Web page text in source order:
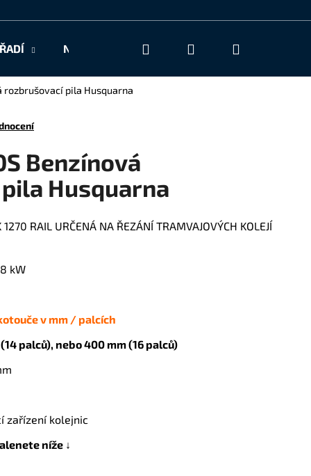
NAŠE SLUŽBY KONTAKT
Hledat Přihlášení
rozbrušovací pila Husquarna
Benzínová
Husquarna
RAIL URČENÁ NA ŘEZÁNÍ TRAMVAJOVÝCH KOLEJÍ
kW
v mm / palcích
palců), nebo 400 mm (16 palců)
zařízení kolejnic
níže ↓